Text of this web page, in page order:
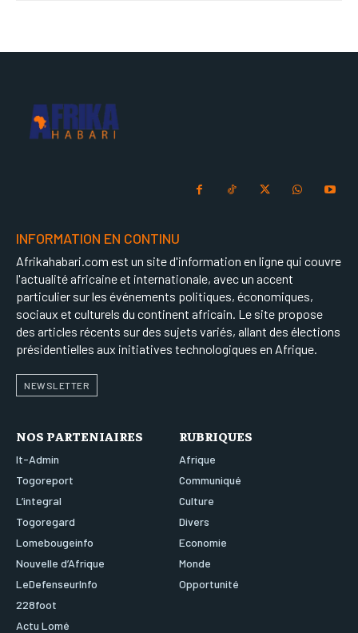
INFORMATION EN CONTINU
Afrikahabari.com est un site d'information en ligne qui couvre
l'actualité africaine et internationale, avec un accent
particulier sur les événements politiques, économiques,
sociaux et culturels du continent africain. Le site propose
des articles récents sur des sujets variés, allant des élections
présidentielles aux initiatives technologiques en Afrique.
NEWSLETTER
NOS PARTENIAIRES
It-Admin
Togoreport
L’integral
Togoregard
Lomebougeinfo
Nouvelle d’Afrique
LeDefenseurInfo
228foot
Actu Lomé
RUBRIQUES
Afrique
Communiqué
Culture
Divers
Economie
Monde
Opportunité